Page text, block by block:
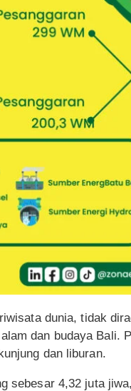
dunia, tidak
dan budaya Bali.
dan liburan.
sebesar 4,32 juta